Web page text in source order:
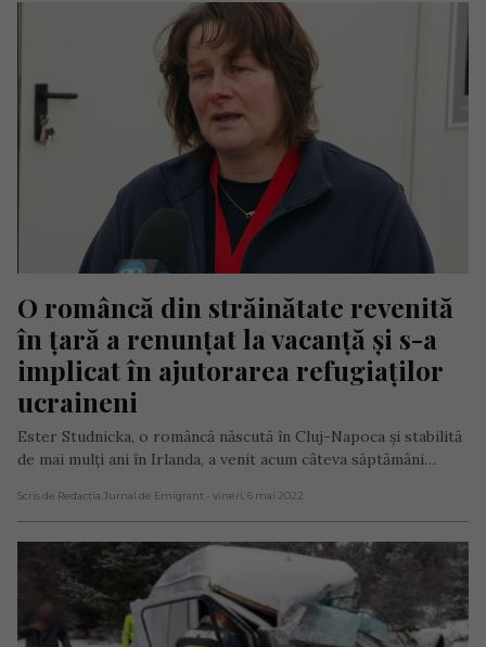
O româncă din străinătate revenită
în țară a renunțat la vacanță și s-a
implicat în ajutorarea refugiaților
ucraineni
Ester Studnicka, o româncă născută în Cluj-Napoca și stabilită
de mai mulți ani în Irlanda, a venit acum câteva săptămâni…
Scris de Redacția Jurnal de Emigrant - vineri, 6 mai 2022